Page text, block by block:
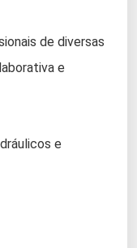
de diversas
e
e